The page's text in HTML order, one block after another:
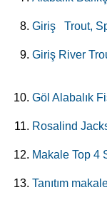
Giriş Trout,
Giriş River
Göl Alabalık
Rosalind
Makale Top 4
Tanıtım